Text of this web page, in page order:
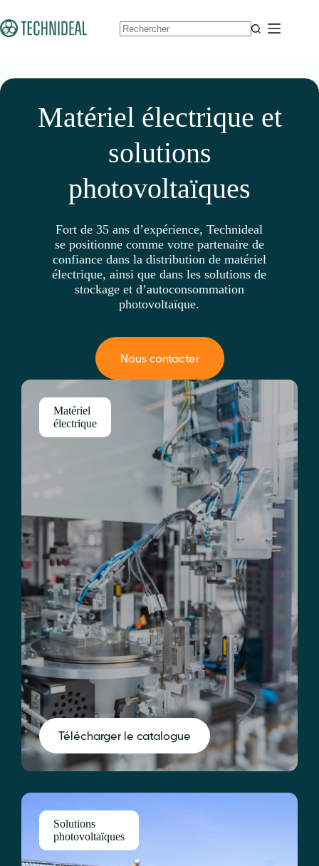
au
contenu
Matériel électrique et
solutions
photovoltaïques
Fort de 35 ans d’expérience, Technideal
se positionne comme votre partenaire de
confiance dans la distribution de matériel
électrique, ainsi que dans les solutions de
stockage et d’autoconsommation
photovoltaïque.
Nous contacter
Matériel
électrique
Télécharger le catalogue
Solutions
photovoltaïques